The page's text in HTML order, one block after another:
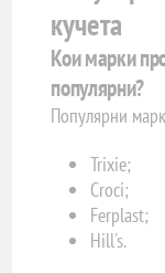
кучета
Кои марки
популярни?
Популярни
Trixie;
Croci;
Ferplast;
Hill's.